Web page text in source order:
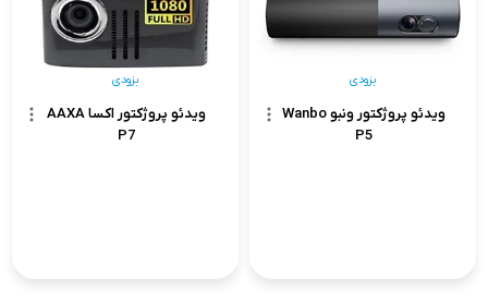
ویدئو پروژکتور ونبو Wanbo
P5
بزودی
ویدئو پروژکتور اکسا AAXA
P7
بزودی